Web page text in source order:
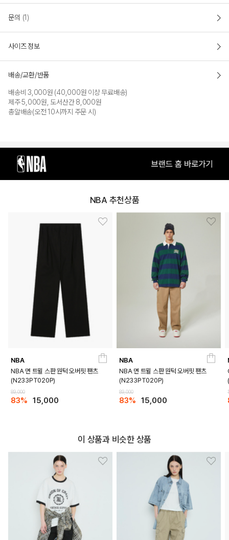
COLOR
문의 (1)
사이즈 정보
배송/교환/반품
배송비 3,000원 (40,000원 이상 무료배송)
제주 5,000원, 도서산간 8,000원
총알배송(오전 10시까지 주문 시)
NBA 추천상품
NBA
NBA 면 트윌 스판 원턱 오버핏 팬츠
(N233PT020P)
89,000
83% 15,000
NBA
NBA 면 트윌 스판 원턱 오버핏 팬츠
(N233PT020P)
89,000
83% 15,000
이 상품과 비슷한 상품